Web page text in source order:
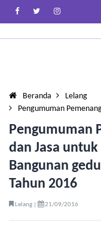
Beranda
Lelang
Pengumuman
Pengumuman
dan Jasa
Bangunan
Tahun 2016
Lelang | 21/09/2016